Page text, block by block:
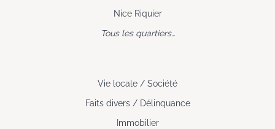
Nice Riquier
Tous les quartiers…
Vie locale / Société
Faits divers / Délinquance
Immobilier